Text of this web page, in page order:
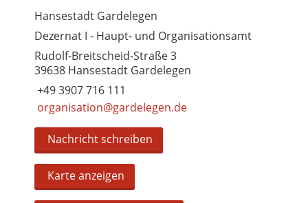
Hansestadt Gardelegen
Dezernat I - Haupt- und Organisationsamt
Rudolf-Breitscheid-Straße 3
39638 Hansestadt Gardelegen
+49 3907 716 111
organisation@gardelegen.de
Nachricht schreiben
Karte anzeigen